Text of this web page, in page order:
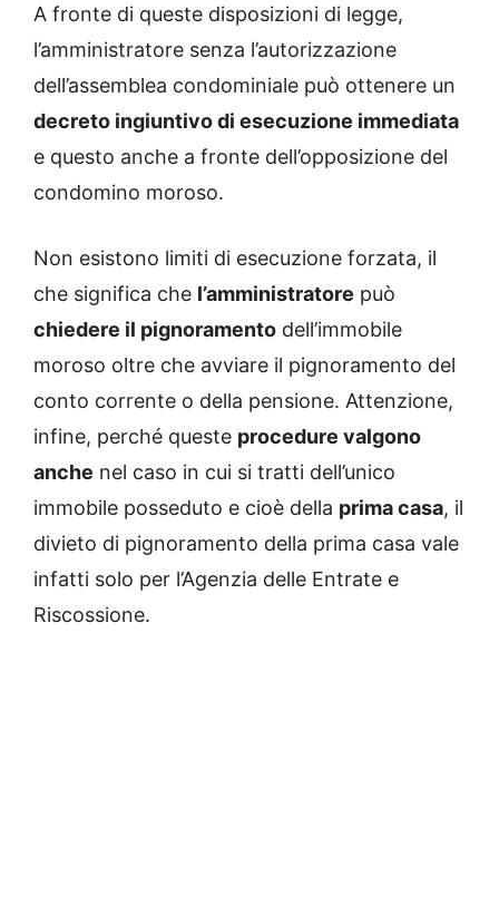
A fronte di queste disposizioni di legge,
l’amministratore senza l’autorizzazione
dell’assemblea condominiale può ottenere un
decreto ingiuntivo di esecuzione immediata
e questo anche a fronte dell’opposizione del
condomino moroso.
Non esistono limiti di esecuzione forzata, il
che significa che l’amministratore può
chiedere il pignoramento dell’immobile
moroso oltre che avviare il pignoramento del
conto corrente o della pensione. Attenzione,
infine, perché queste procedure valgono
anche nel caso in cui si tratti dell’unico
immobile posseduto e cioè della prima casa, il
divieto di pignoramento della prima casa vale
infatti solo per l’Agenzia delle Entrate e
Riscossione.